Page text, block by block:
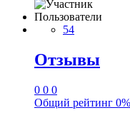
Пользователи
54
Отзывы
0 0 0
Общий рейтинг 0%